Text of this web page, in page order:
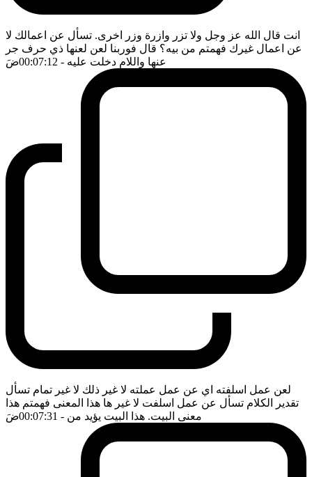
انت قال الله عز وجل ولا تزر وازرة وزر اخرى. تسأل عن اعمالك لا
عن اعمال غيرك فهمتم من بيه؟ قال فوربنا لعن لعنها ذي حرف جر
عنها واللام دخلت عليه - 00:07:12 ضَ
لعن عمل اسلفته اي عن عمل عملته لا غير ذلك لا غير تمام تسأل
تقدير الكلام تسأل عن عمل اسلفت لا غير ها هذا المعنى فهمتم هذا
معنى البيت. هذا البيت يؤيد من - 00:07:31 ضَ